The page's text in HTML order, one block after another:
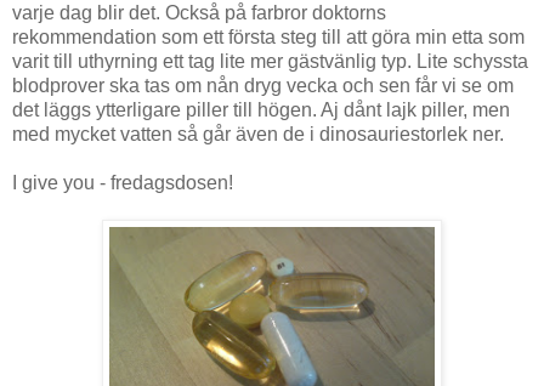
varje dag blir det. Också på farbror doktorns
rekommendation som ett första steg till att göra min etta som
varit till uthyrning ett tag lite mer gästvänlig typ. Lite schyssta
blodprover ska tas om nån dryg vecka och sen får vi se om
det läggs ytterligare piller till högen. Aj dånt lajk piller, men
med mycket vatten så går även de i dinosauriestorlek ner.
I give you - fredagsdosen!